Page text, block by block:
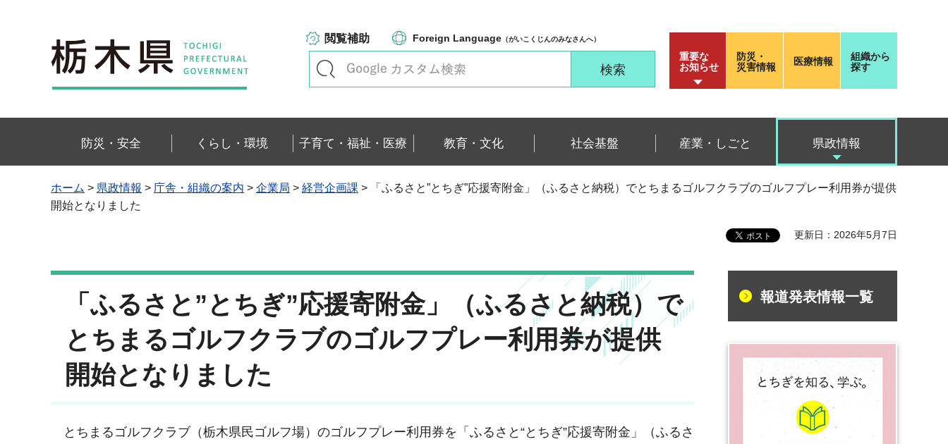
栃木県
閲覧補助 Foreign Language （がいこくじんのみなさんへ）
重要な
お知らせ
防災・
災害情報
医療情報
組織から
探す
防災・安全 くらし・環境 子育て・福祉・医療 教育・文化 社会基盤 産業・しごと 県政情報
ホーム > 県政情報 > 庁舎・組織の案内 > 企業局 > 経営企画課 > 「ふるさと”とちぎ”応援寄附金」（ふるさと納税）でとちまるゴルフクラブのゴルフプレー利用券が提供
開始となりました
更新日：2026年5月7日
「ふるさと”とちぎ”応援寄附金」（ふるさと納税）で
とちまるゴルフクラブのゴルフプレー利用券が提供
開始となりました
とちまるゴルフクラブ（栃木県民ゴルフ場）のゴルフプレー利用券を「ふるさと“とちぎ”応援寄附金」（ふるさ
報道発表情報一覧